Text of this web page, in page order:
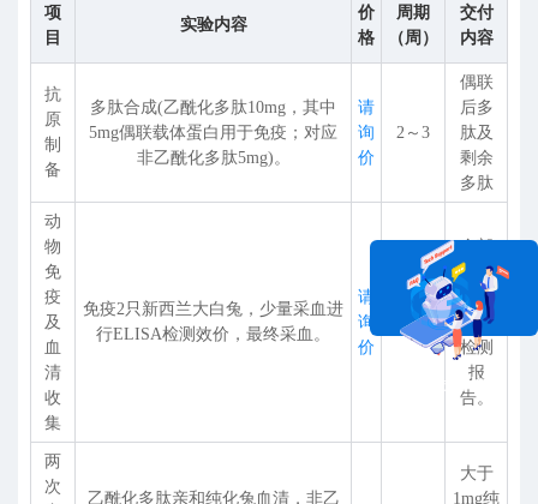
项
目
实验内容
价
格
周期
（周）
交付
内容
抗
原
制
备
多肽合成(乙酰化多肽10mg，其中
5mg偶联载体蛋白用于免疫；对应
非乙酰化多肽5mg)。
请
询
价
2～3
偶联
后多
肽及
剩余
多肽
动
物
免
疫
及
血
清
收
集
免疫2只新西兰大白兔，少量采血进
行ELISA检测效价，最终采血。
请
询
价
6～8
血清
及
ELISA
检测
报
告。
两
次
乙酰化多肽亲和纯化兔血清，非乙
大于
1mg纯
在线咨询